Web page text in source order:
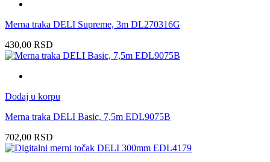
Merna traka DELI Supreme, 3m DL270316G
430,00 RSD
Dodaj u korpu
Merna traka DELI Basic, 7,5m EDL9075B
702,00 RSD